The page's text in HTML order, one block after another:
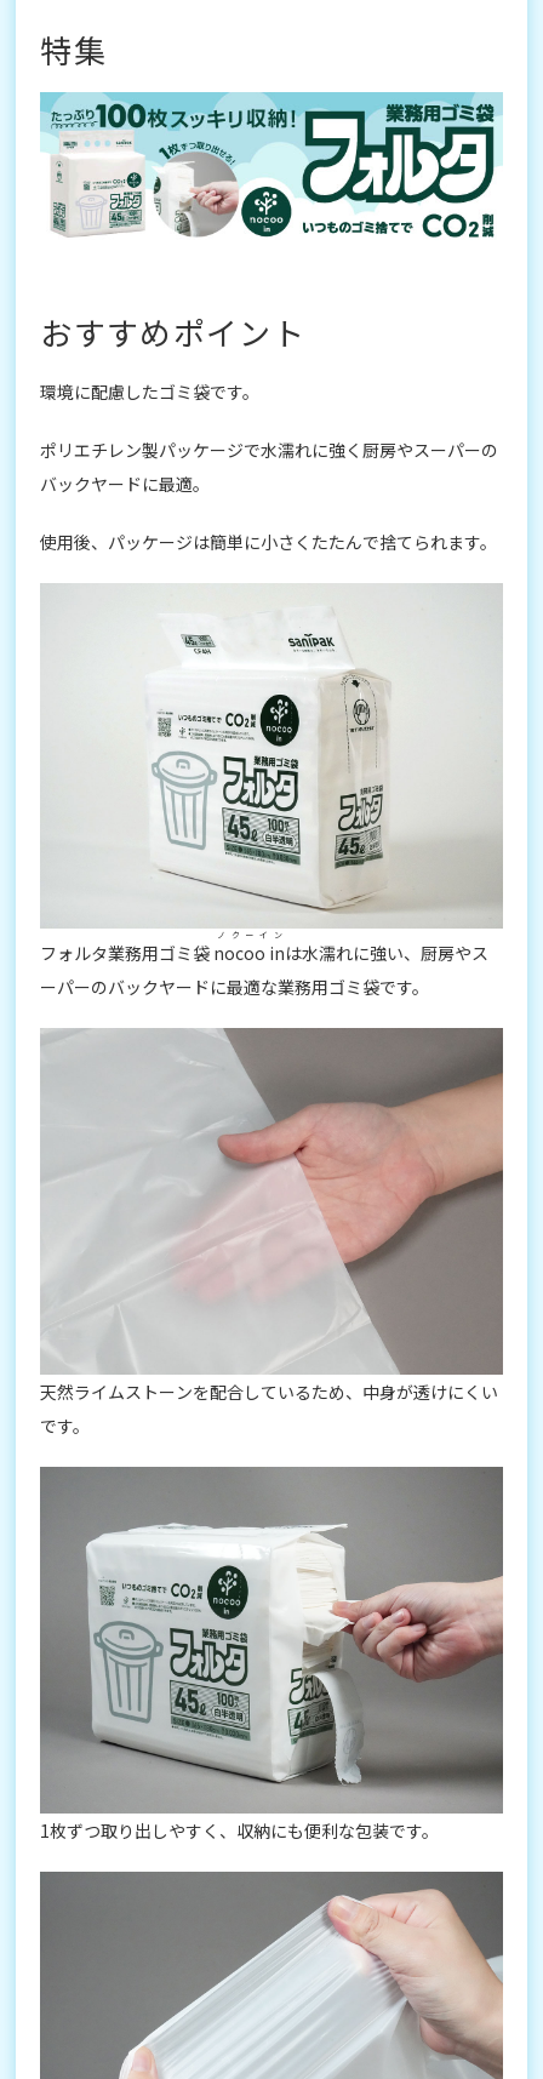
特集
おすすめポイント
環境に配慮したゴミ袋です。
ポリエチレン製パッケージで水濡れに強く厨房やスーパーの
バックヤードに最適。
使用後、パッケージは簡単に小さくたたんで捨てられます。
フォルタ業務用ゴミ袋 nocoo in
ノクーイン
は水濡れに強い、厨房やス
ーパーのバックヤードに最適な業務用ゴミ袋です。
天然ライムストーンを配合しているため、中身が透けにくい
です。
1枚ずつ取り出しやすく、収納にも便利な包装です。